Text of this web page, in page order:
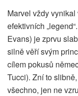
Marvel vždy
efektivních
Evans) je zprvu
silně věří svým
cílem pokusů
Tucci). Zní to
všechno, jen ne